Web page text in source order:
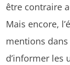
être contraire
Mais encore,
mentions
d’informer les